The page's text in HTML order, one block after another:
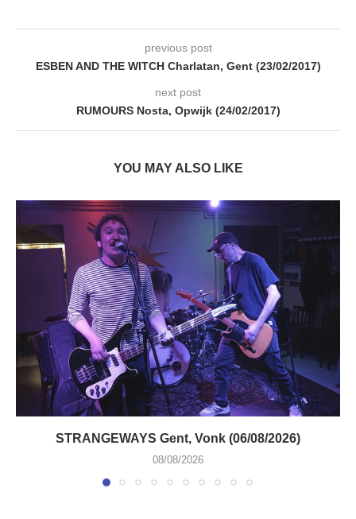
previous post
ESBEN AND THE WITCH Charlatan, Gent (23/02/2017)
next post
RUMOURS Nosta, Opwijk (24/02/2017)
YOU MAY ALSO LIKE
STRANGEWAYS Gent, Vonk (06/08/2026)
08/08/2026